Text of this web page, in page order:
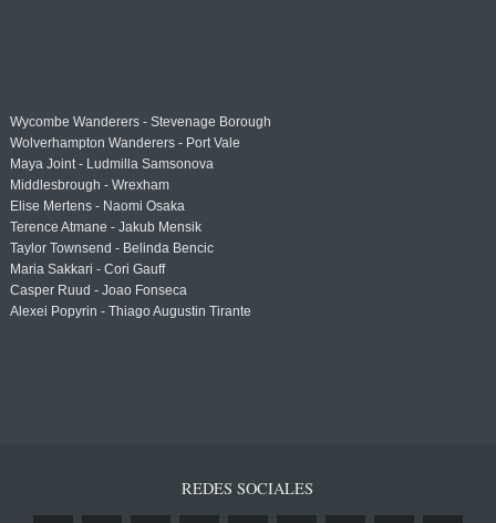
Wycombe Wanderers - Stevenage Borough
Wolverhampton Wanderers - Port Vale
Maya Joint - Ludmilla Samsonova
Middlesbrough - Wrexham
Elise Mertens - Naomi Osaka
Terence Atmane - Jakub Mensik
Taylor Townsend - Belinda Bencic
Maria Sakkari - Cori Gauff
Casper Ruud - Joao Fonseca
Alexei Popyrin - Thiago Augustin Tirante
REDES SOCIALES